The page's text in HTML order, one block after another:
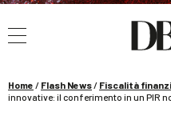
WEBINAR /
La governance
Home / Flash News/ Fiscalità
innovative: il conferimento in un PIR